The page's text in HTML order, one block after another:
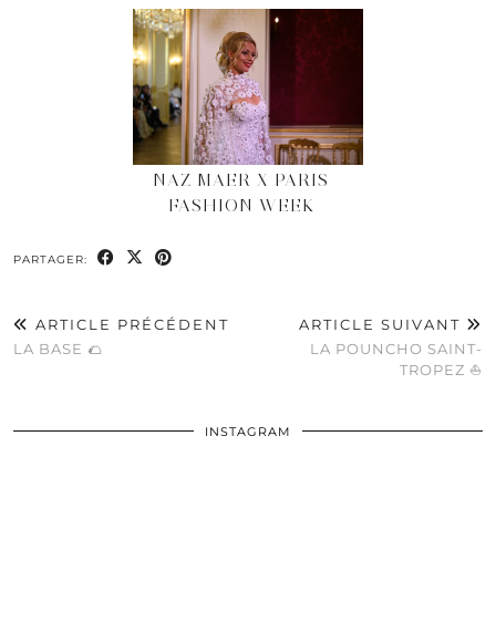
NAZ MAER X PARIS
FASHION WEEK
PARTAGER:
ARTICLE PRÉCÉDENT
LA BASE 🌮
ARTICLE SUIVANT
LA POUNCHO SAINT-
TROPEZ ⛵️
INSTAGRAM